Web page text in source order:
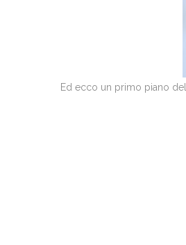
Ed ecco un primo piano